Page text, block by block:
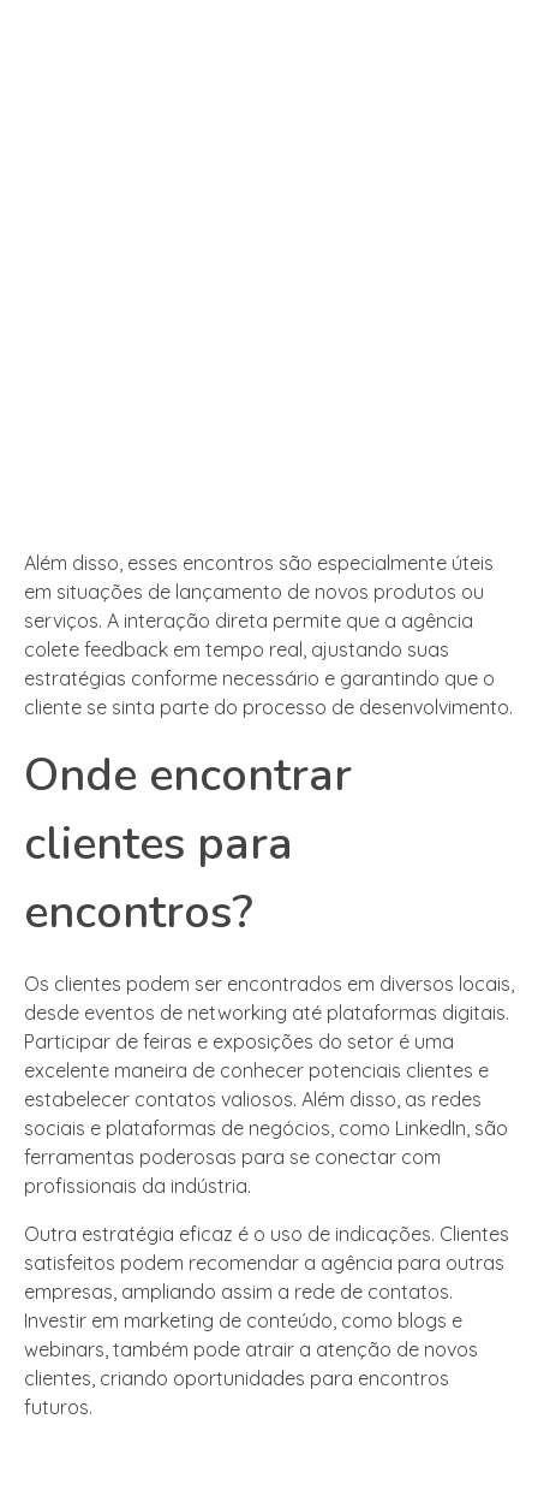
Além disso, esses encontros são especialmente úteis
em situações de lançamento de novos produtos ou
serviços. A interação direta permite que a agência
colete feedback em tempo real, ajustando suas
estratégias conforme necessário e garantindo que o
cliente se sinta parte do processo de desenvolvimento.
Onde encontrar
clientes para
encontros?
Os clientes podem ser encontrados em diversos locais,
desde eventos de networking até plataformas digitais.
Participar de feiras e exposições do setor é uma
excelente maneira de conhecer potenciais clientes e
estabelecer contatos valiosos. Além disso, as redes
sociais e plataformas de negócios, como LinkedIn, são
ferramentas poderosas para se conectar com
profissionais da indústria.
Outra estratégia eficaz é o uso de indicações. Clientes
satisfeitos podem recomendar a agência para outras
empresas, ampliando assim a rede de contatos.
Investir em marketing de conteúdo, como blogs e
webinars, também pode atrair a atenção de novos
clientes, criando oportunidades para encontros
futuros.